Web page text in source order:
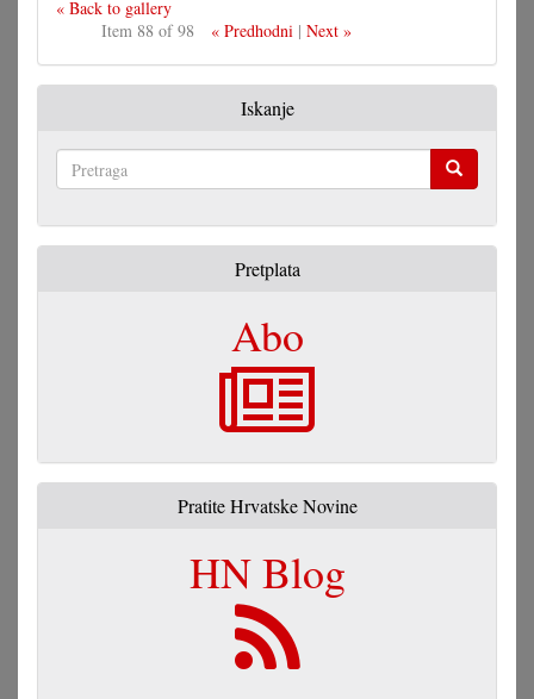
« Back to gallery
Item 88 of 98
« Predhodni| Next »
Iskanje
Pretplata
Abo
Pratite Hrvatske Novine
HN Blog